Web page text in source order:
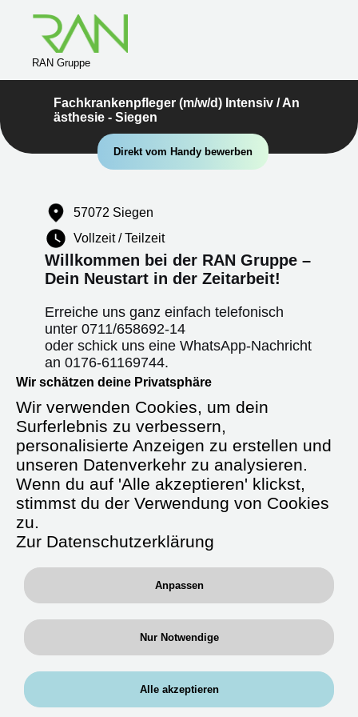
RAN Gruppe
Fachkrankenpfleger (m/w/d) Intensiv / An
ästhesie - Siegen
Direkt vom Handy bewerben
57072 Siegen
Vollzeit / Teilzeit
Willkommen bei der RAN Gruppe –
Dein Neustart in der Zeitarbeit!
Erreiche uns ganz einfach telefonisch
unter 0711/658692-14
oder schick uns eine WhatsApp-Nachricht
an 0176-61169744.
Starte durch in der Zeitarbeit als
Fachkrankenpfleger (m/w/d)
Deine Tätigkeit:
Fachbereiche:
Arbeite auf Stationen, in denen du
Intensivstationen und/ oder
Wir schätzen deine Privatsphäre
Wir verwenden Cookies, um dein
Surferlebnis zu verbessern,
personalisierte Anzeigen zu erstellen und
unseren Datenverkehr zu analysieren.
Wenn du auf 'Alle akzeptieren' klickst,
stimmst du der Verwendung von Cookies
zu.
Zur Datenschutzerklärung
Anpassen
Nur Notwendige
Alle akzeptieren